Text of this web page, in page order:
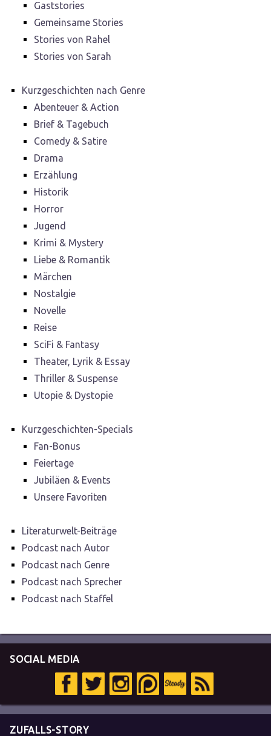
Gaststories
Gemeinsame Stories
Stories von Rahel
Stories von Sarah
Kurzgeschichten nach Genre
Abenteuer & Action
Brief & Tagebuch
Comedy & Satire
Drama
Erzählung
Historik
Horror
Jugend
Krimi & Mystery
Liebe & Romantik
Märchen
Nostalgie
Novelle
Reise
SciFi & Fantasy
Theater, Lyrik & Essay
Thriller & Suspense
Utopie & Dystopie
Kurzgeschichten-Specials
Fan-Bonus
Feiertage
Jubiläen & Events
Unsere Favoriten
Literaturwelt-Beiträge
Podcast nach Autor
Podcast nach Genre
Podcast nach Sprecher
Podcast nach Staffel
SOCIAL MEDIA
ZUFALLS-STORY